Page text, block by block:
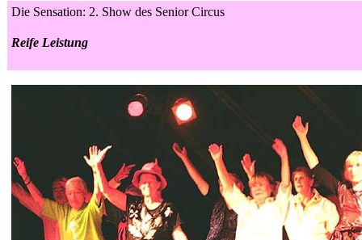
Die Sensation: 2. Show des Senior Circus
Reife Leistung